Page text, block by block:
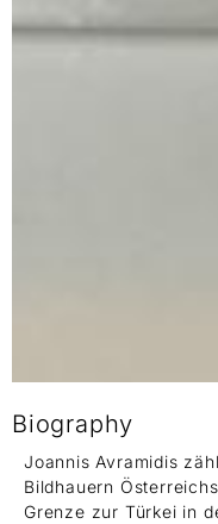
Biography
Joannis Avramidis
Bildhauern
Grenze zur Türkei in